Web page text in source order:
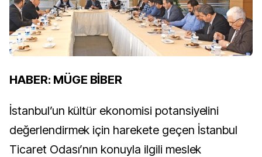
HABER: MÜGE BİBER
İstanbul’un kültür ekonomisi potansiyelini
değerlendirmek için harekete geçen İstanbul
Ticaret Odası’nın konuyla ilgili meslek